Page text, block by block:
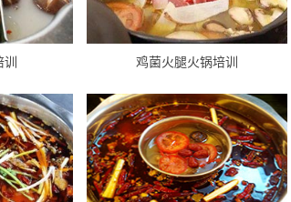
鸡菌火腿火锅培训